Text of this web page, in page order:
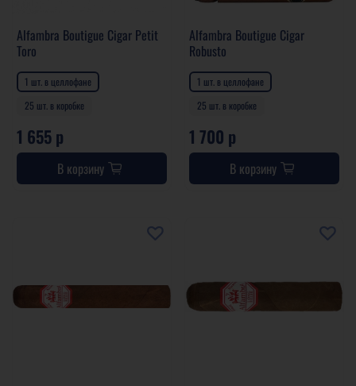
Alfambra Boutigue Cigar Petit
Toro
1 шт. в целлофане
25 шт. в коробке
1 655 р
В корзину
Alfambra Boutigue Cigar
Robusto
1 шт. в целлофане
25 шт. в коробке
1 700 р
В корзину